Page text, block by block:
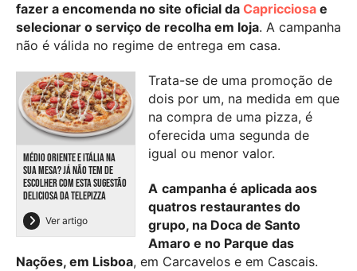
fazer a encomenda no site oficial da Capricciosa e
selecionar o serviço de recolha em loja. A campanha
não é válida no regime de entrega em casa.
MÉDIO ORIENTE E ITÁLIA NA
SUA MESA? JÁ NÃO TEM DE
ESCOLHER COM ESTA SUGESTÃO
DELICIOSA DA TELEPIZZA
Ver artigo
Trata-se de uma promoção de
dois por um, na medida em que
na compra de uma pizza, é
oferecida uma segunda de
igual ou menor valor.
A campanha é aplicada aos
quatros restaurantes do
grupo, na Doca de Santo
Amaro e no Parque das
Nações, em Lisboa, em Carcavelos e em Cascais.